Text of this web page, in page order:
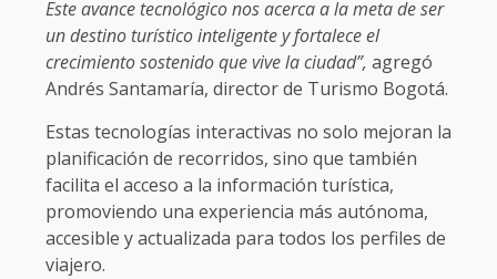
Este avance tecnológico nos acerca a la meta de ser
un destino turístico inteligente y fortalece el
crecimiento sostenido que vive la ciudad”, agregó
Andrés Santamaría, director de Turismo Bogotá.
Estas tecnologías interactivas no solo mejoran la
planificación de recorridos, sino que también
facilita el acceso a la información turística,
promoviendo una experiencia más autónoma,
accesible y actualizada para todos los perfiles de
viajero.